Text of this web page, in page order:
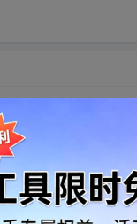
download/